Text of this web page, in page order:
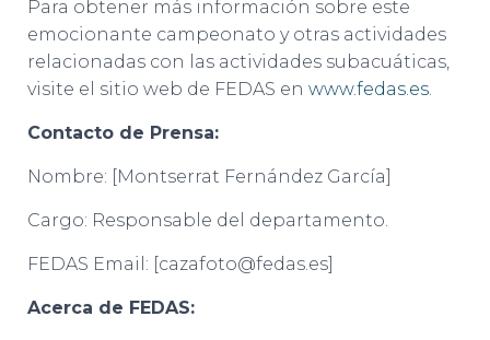
Para obtener más información sobre este
emocionante campeonato y otras actividades
relacionadas con las actividades subacuáticas,
visite el sitio web de FEDAS en www.fedas.es.
Contacto de Prensa:
Nombre: [Montserrat Fernández García]
Cargo: Responsable del departamento.
FEDAS Email: [ cazafoto@fedas.es
Acerca de FEDAS: